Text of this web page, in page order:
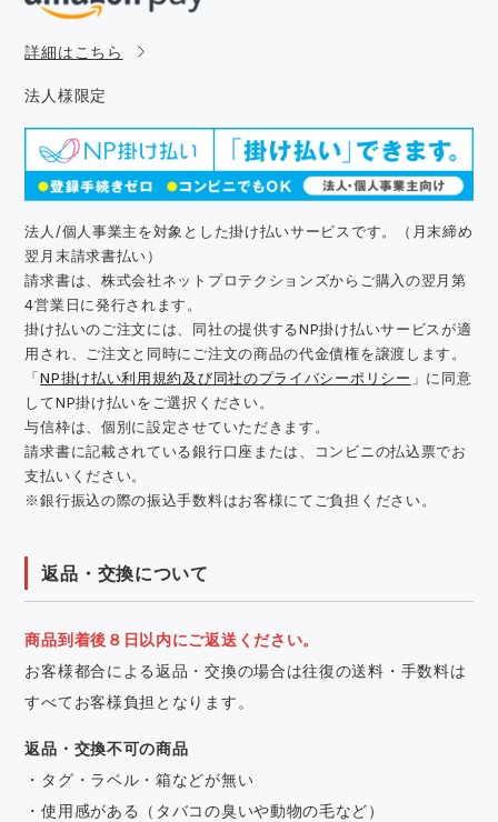
詳細はこちら
法人様限定
法人/個人事業主を対象とした掛け払いサービスです。（月末締め
翌月末請求書払い）
請求書は、株式会社ネットプロテクションズからご購入の翌月第
4営業日に発行されます。
掛け払いのご注文には、同社の提供するNP掛け払いサービスが適
用され、ご注文と同時にご注文の商品の代金債権を譲渡します。
「NP掛け払い利用規約及び同社のプライバシーポリシー 」に同意
してNP掛け払いをご選択ください。
与信枠は、個別に設定させていただきます。
請求書に記載されている銀行口座または、コンビニの払込票でお
支払いください。
※銀行振込の際の振込手数料はお客様にてご負担ください。
返品・交換について
商品到着後８日以内にご返送ください。
お客様都合による返品・交換の場合は往復の送料・手数料は
すべてお客様負担となります。
返品・交換不可の商品
・タグ・ラベル・箱などが無い
・使用感がある（タバコの臭いや動物の毛など）